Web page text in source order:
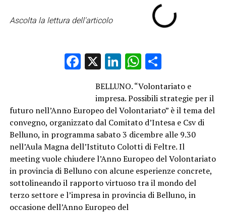
Ascolta la lettura dell'articolo
Facebook
X LinkedIn
WhatsApp
Condividi
BELLUNO. “Volontariato e
impresa. Possibili strategie per il
futuro nell’Anno Europeo del Volontariato” è il tema del
convegno, organizzato dal Comitato d’Intesa e Csv di
Belluno, in programma sabato 3 dicembre alle 9.30
nell’Aula Magna dell’Istituto Colotti di Feltre. Il
meeting vuole chiudere l’Anno Europeo del Volontariato
in provincia di Belluno con alcune esperienze concrete,
sottolineando il rapporto virtuoso tra il mondo del
terzo settore e l’impresa in provincia di Belluno, in
occasione dell’Anno Europeo del